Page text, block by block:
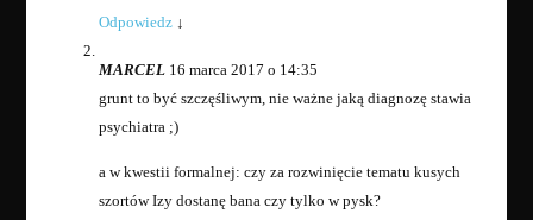
Odpowiedz ↓
MARCEL 16 marca 2017 o 14:35
grunt to być szczęśliwym, nie ważne jaką diagnozę stawia
psychiatra ;)
a w kwestii formalnej: czy za rozwinięcie tematu kusych
szortów Izy dostanę bana czy tylko w pysk?